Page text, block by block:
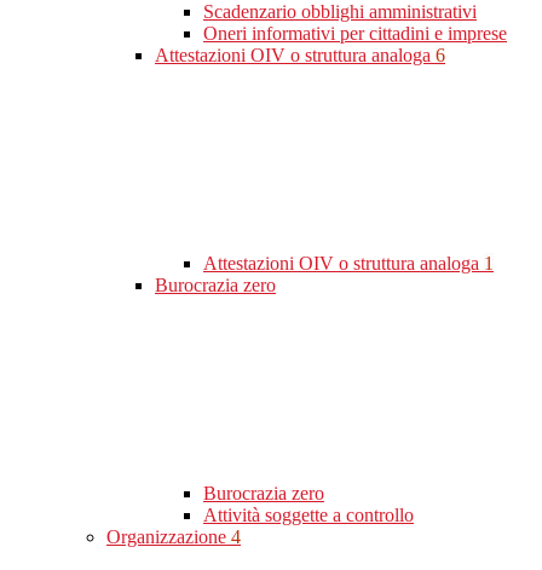
Scadenzario obblighi amministrativi
Oneri informativi per cittadini e imprese
Attestazioni OIV o struttura analoga 6
Attestazioni OIV o struttura analoga 1
Burocrazia zero
Burocrazia zero
Attività soggette a controllo
Organizzazione 4